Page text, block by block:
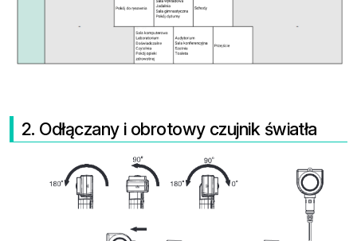
2. Odłączany i obrotowy czujnik światła